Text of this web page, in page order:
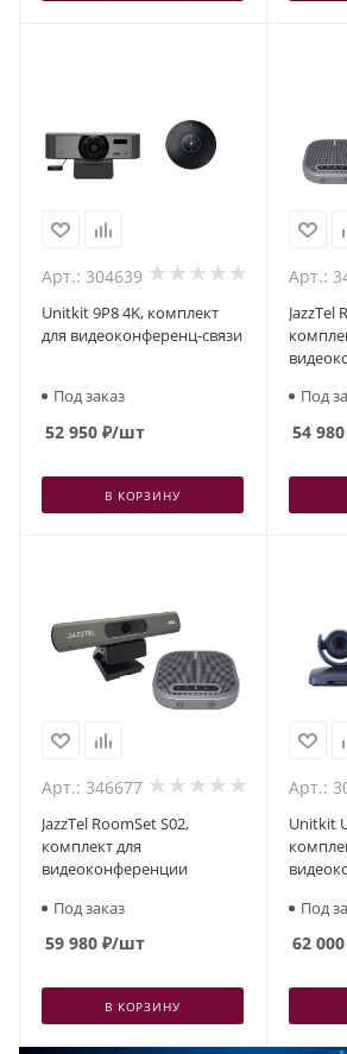
Арт.: 304639
Unitkit 9P8 4K, комплект
для видеоконференц-связи
Под заказ
52 950 ₽/шт
В КОРЗИНУ
Арт.:
JazzTel
Под
54 980
Арт.: 346677
JazzTel RoomSet S02,
комплект для
видеоконференции
Под заказ
59 980 ₽/шт
В КОРЗИНУ
Арт.:
Unitkit
Под
62 000